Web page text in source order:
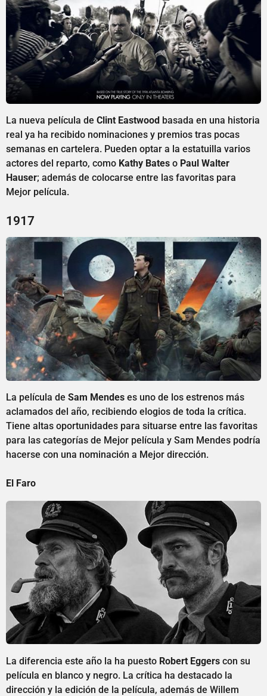
La nueva película de Clint Eastwood basada en una historia
real ya ha recibido nominaciones y premios tras pocas
semanas en cartelera. Pueden optar a la estatuilla varios
actores del reparto, como Kathy Bates o Paul Walter
Hauser; además de colocarse entre las favoritas para
Mejor película.
1917
La película de Sam Mendes es uno de los estrenos más
aclamados del año, recibiendo elogios de toda la crítica.
Tiene altas oportunidades para situarse entre las favoritas
para las categorías de Mejor película y Sam Mendes podría
hacerse con una nominación a Mejor dirección.
El Faro
La diferencia este año la ha puesto Robert Eggers con su
película en blanco y negro. La crítica ha destacado la
dirección y la edición de la película, además de Willem